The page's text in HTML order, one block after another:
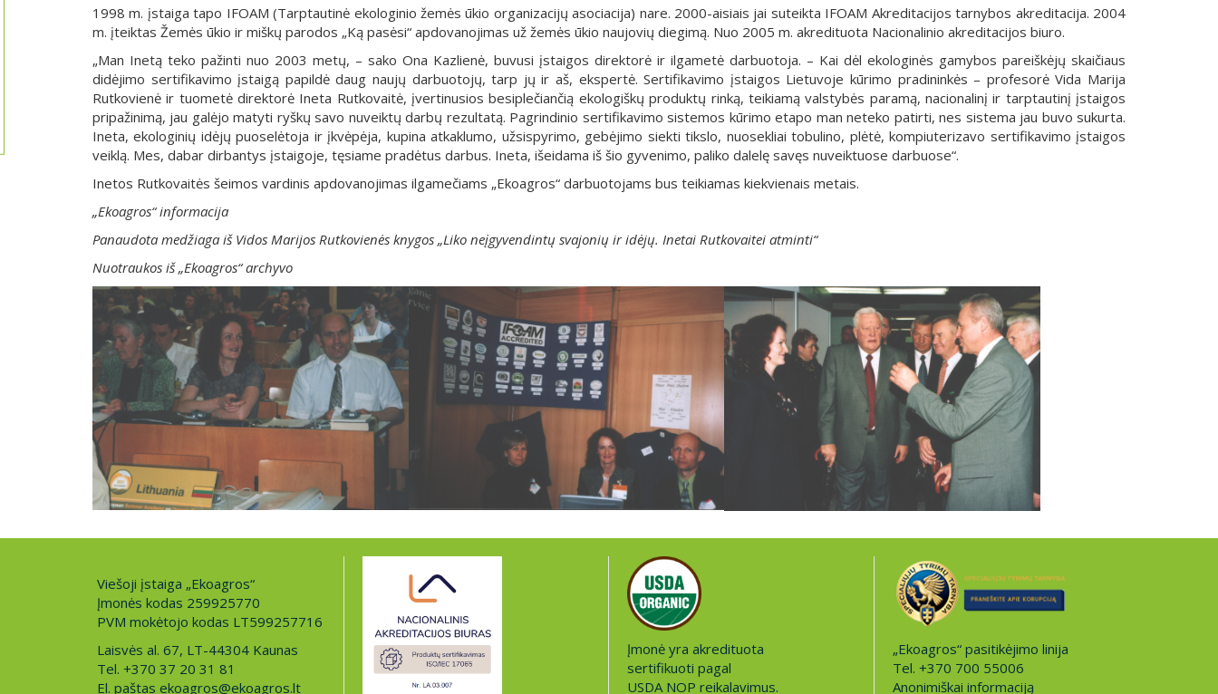
1998 m. įstaiga tapo IFOAM (Tarptautinė ekologinio žemės ūkio organizacijų asociacija) nare. 2000-aisiais jai suteikta IFOAM Akreditacijos tarnybos akreditacija. 2004
m. įteiktas Žemės ūkio ir miškų parodos „Ką pasėsi“ apdovanojimas už žemės ūkio naujovių diegimą. Nuo 2005 m. akredituota Nacionalinio akreditacijos biuro.
„Man Inetą teko pažinti nuo 2003 metų, – sako Ona Kazlienė, buvusi įstaigos direktorė ir ilgametė darbuotoja. – Kai dėl ekologinės gamybos pareiškėjų skaičiaus
didėjimo sertifikavimo įstaigą papildė daug naujų darbuotojų, tarp jų ir aš, ekspertė. Sertifikavimo įstaigos Lietuvoje kūrimo pradininkės – profesorė Vida Marija
Rutkovienė ir tuometė direktorė Ineta Rutkovaitė, įvertinusios besiplečiančią ekologiškų produktų rinką, teikiamą valstybės paramą, nacionalinį ir tarptautinį įstaigos
pripažinimą, jau galėjo matyti ryškų savo nuveiktų darbų rezultatą. Pagrindinio sertifikavimo sistemos kūrimo etapo man neteko patirti, nes sistema jau buvo sukurta.
Ineta, ekologinių idėjų puoselėtoja ir įkvėpėja, kupina atkaklumo, užsispyrimo, gebėjimo siekti tikslo, nuosekliai tobulino, plėtė, kompiuterizavo sertifikavimo įstaigos
veiklą. Mes, dabar dirbantys įstaigoje, tęsiame pradėtus darbus. Ineta, išeidama iš šio gyvenimo, paliko dalelę savęs nuveiktuose darbuose“.
Inetos Rutkovaitės šeimos vardinis apdovanojimas ilgamečiams „Ekoagros“ darbuotojams bus teikiamas kiekvienais metais.
„Ekoagros“ informacija
Panaudota medžiaga iš Vidos Marijos Rutkovienės knygos „Liko neįgyvendintų svajonių ir idėjų. Inetai Rutkovaitei atminti“
Nuotraukos iš „Ekoagros“ archyvo
Viešoji įstaiga „Ekoagros“
Įmonės kodas 259925770
PVM mokėtojo kodas LT599257716
Laisvės al. 67, LT-44304 Kaunas
Tel. +370 37 20 31 81
El. paštas ekoagros@ekoagros.lt
Įmonė yra akredituota
sertifikuoti pagal
USDA NOP reikalavimus.
„Ekoagros“ pasitikėjimo linija
Tel. +370 700 55006
Anonimiškai informaciją